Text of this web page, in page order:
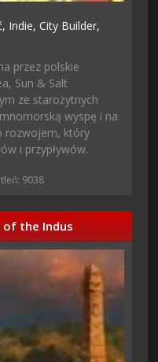
Indie,City Builder,
przez polskie
Sun & Salt
ze starożytnych
wyspę i na
rozwojem, który
i przypływów.
9038
of the Indus